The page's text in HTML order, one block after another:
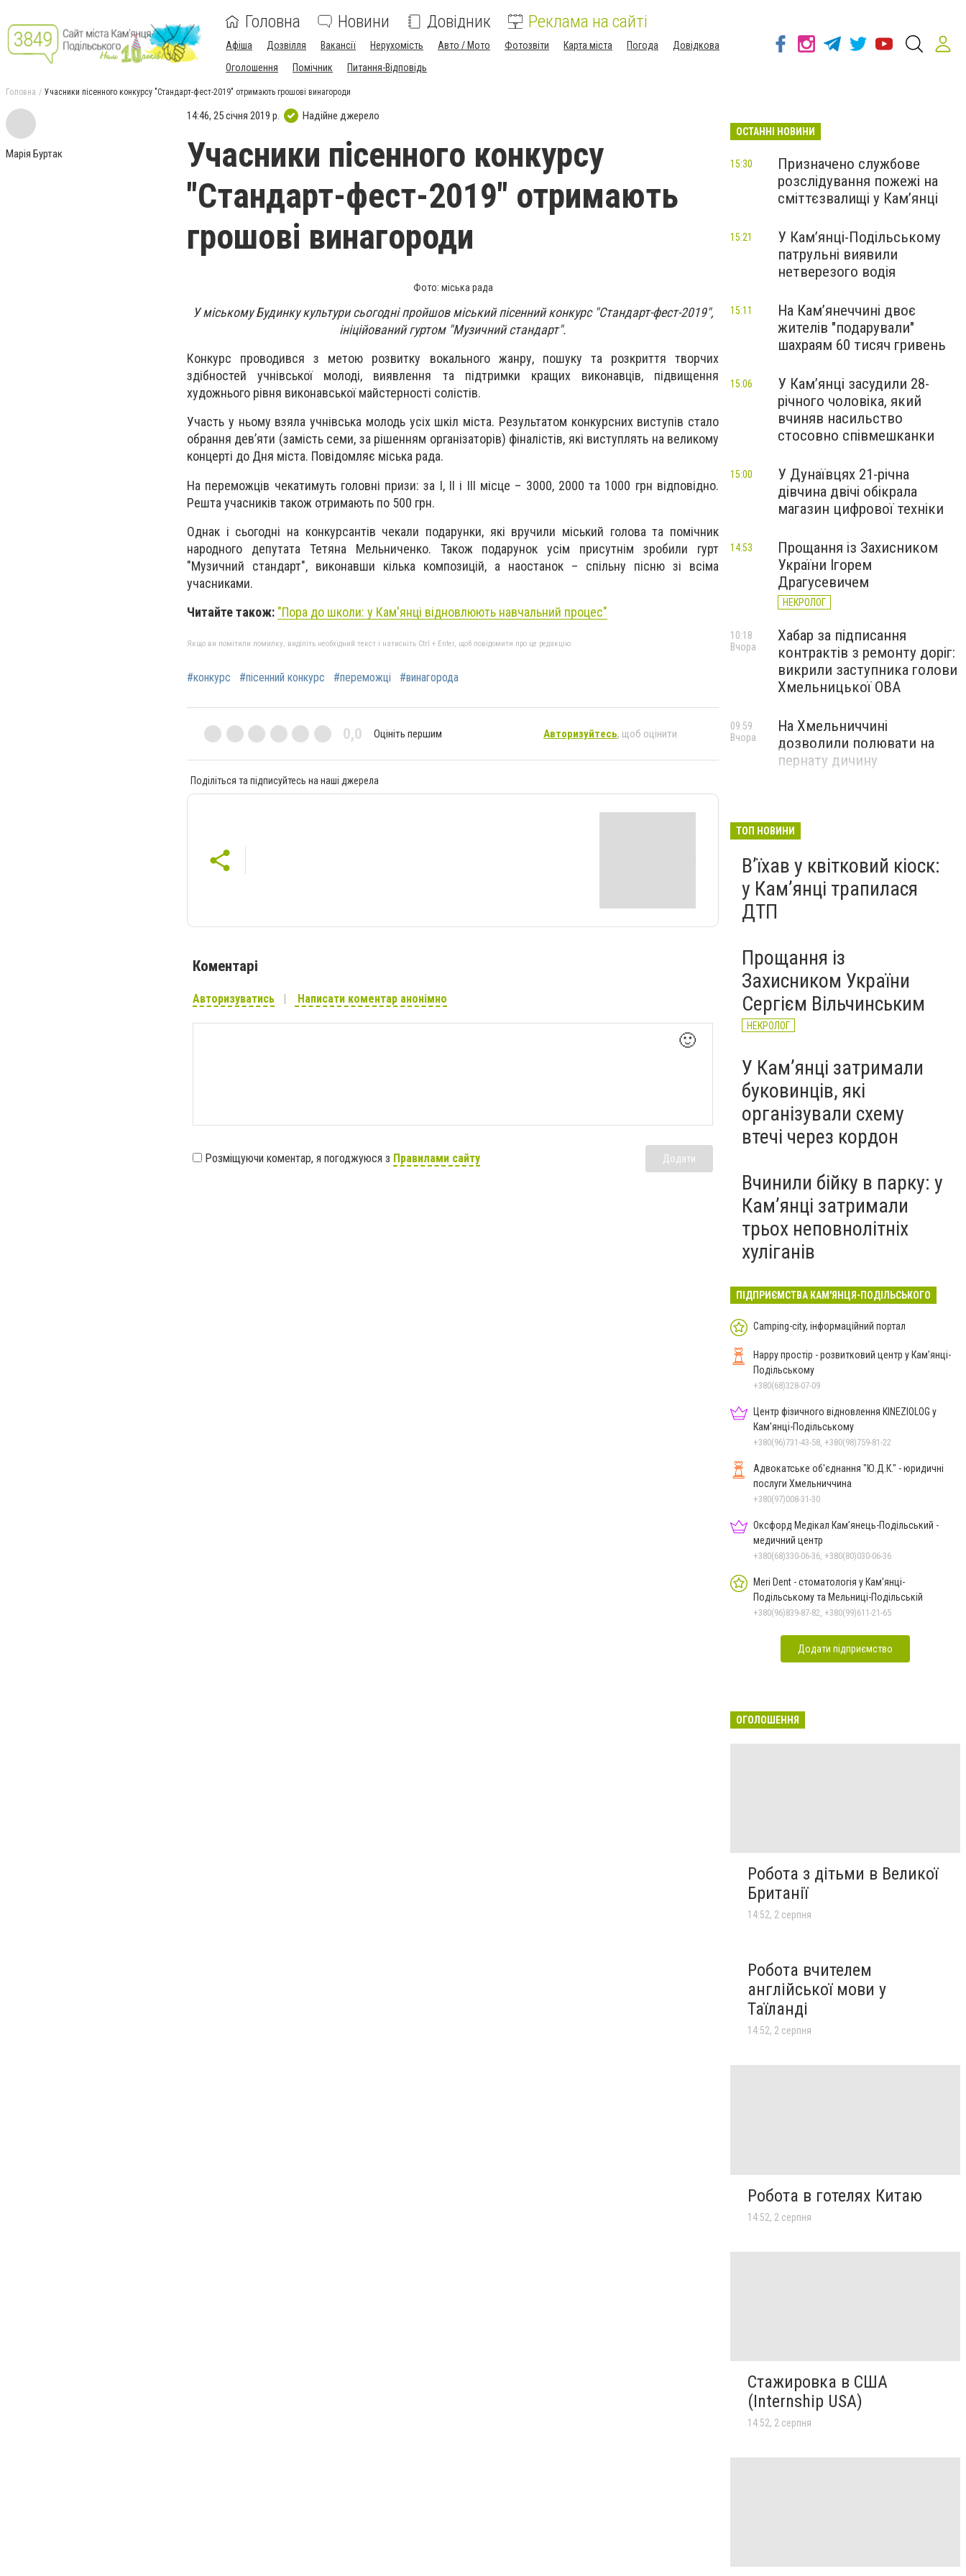
Головна Новини Довідник Реклама на сайті
Афіша Дозвілля Вакансії Нерухомість Авто / Мото Фотозвіти Карта міста Погода
Довідкова
Оголошення
Помічник Питання-Відповідь
Головна Учасники пісенного конкурсу "Стандарт-фест-2019" отримають грошові винагороди
Марія Буртак
14:46, 25 січня 2019 р. Надійне джерело
Учасники пісенного конкурсу
"Стандарт-фест-2019" отримають
грошові винагороди
Фото: міська рада
У міському Будинку культури сьогодні пройшов міський пісенний конкурс "Стандарт-фест-2019",
ініційований гуртом "Музичний стандарт".
Конкурс проводився з метою розвитку вокального жанру, пошуку та розкриття творчих
здібностей учнівської молоді, виявлення та підтримки кращих виконавців, підвищення
художнього рівня виконавської майстерності солістів.
Участь у ньому взяла учнівська молодь усіх шкіл міста. Результатом конкурсних виступів стало
обрання дев’яти (замість семи, за рішенням організаторів) фіналістів, які виступлять на великому
концерті до Дня міста. Повідомляє міська рада.
На переможців чекатимуть головні призи: за I, II і III місце – 3000, 2000 та 1000 грн відповідно.
Решта учасників також отримають по 500 грн.
Однак і сьогодні на конкурсантів чекали подарунки, які вручили міський голова та помічник
народного депутата Тетяна Мельниченко. Також подарунок усім присутнім зробили гурт
"Музичний стандарт", виконавши кілька композицій, а наостанок – спільну пісню зі всіма
учасниками.
Читайте також: "Пора до школи: у Кам'янці відновлюють навчальний процес"
Якщо ви помітили помилку, виділіть необхідний текст і натисніть Ctrl + Enter, щоб повідомити про це редакцію
#конкурс #пісенний конкурс #переможці #винагорода
0,0 Оцініть першим Авторизуйтесь, щоб оцінити
Поділіться та підписуйтесь на наші джерела
Коментарі
Авторизуватись Написати коментар анонімно
🙂
Розміщуючи коментар, я погоджуюся з Правилами сайту Додати
ОСТАННІ НОВИНИ
Призначено службове
розслідування пожежі на
сміттєзвалищі у Кам’янці
15:30
У Кам’янці-Подільському
патрульні виявили
нетверезого водія
15:21
На Камʼянеччині двоє
жителів "подарували"
шахраям 60 тисяч гривень
15:11
У Камʼянці засудили 28-
річного чоловіка, який
вчиняв насильство
стосовно співмешканки
15:06
У Дунаївцях 21-річна
дівчина двічі обікрала
магазин цифрової техніки
15:00
Прощання із Захисником
України Ігорем
Драгусевичем
НЕКРОЛОГ
14:53
Хабар за підписання
контрактів з ремонту доріг:
викрили заступника голови
Хмельницької ОВА
10:18
Вчора
На Хмельниччині
дозволили полювати на
пернату дичину
09:59
Вчора
ТОП НОВИНИ
Вʼїхав у квітковий кіоск:
у Камʼянці трапилася
ДТП
Прощання із
Захисником України
Сергієм Вільчинським
НЕКРОЛОГ
У Кам’янці затримали
буковинців, які
організували схему
втечі через кордон
Вчинили бійку в парку: у
Кам’янці затримали
трьох неповнолітніх
хуліганів
ПІДПРИЄМСТВА КАМ'ЯНЦЯ-ПОДІЛЬСЬКОГО
Camping-city, інформаційний портал
Happy простір - розвитковий центр у Кам'янці-
Подільському
+380(68)328-07-09
Центр фізичного відновлення KINEZIOLOG у
Кам'янці-Подільському
+380(96)731-43-58, +380(98)759-81-22
Адвокатське об'єднання "Ю.Д.К." - юридичні
послуги Хмельниччина
+380(97)008-31-30
Оксфорд Медікал Кам’янець-Подільський -
медичний центр
+380(68)330-06-36, +380(80)030-06-36
Meri Dent - стоматологія у Кам’янці-
Подільському та Мельниці-Подільській
+380(96)839-87-82, +380(99)611-21-65
Додати підприємство
ОГОЛОШЕННЯ
Робота з дітьми в Великої
Британії
14:52, 2 серпня
Робота вчителем
англійської мови у
Таїланді
14:52, 2 серпня
Робота в готелях Китаю
14:52, 2 серпня
Стажировка в США
(Internship USA)
14:52, 2 серпня